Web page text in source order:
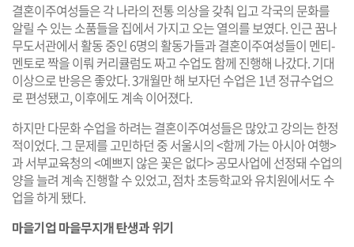
결혼이주여성들은 각 나라의 전통 의상을 갖춰 입고 각국의 문화를
알릴 수 있는 소품들을 집에서 가지고 오는 열의를 보였다. 인근 꿈나
무도서관에서 활동 중인 6명의 활동가들과 결혼이주여성들이 멘티-
멘토로 짝을 이뤄 커리큘럼도 짜고 수업도 함께 진행해 나갔다. 기대
이상으로 반응은 좋았다. 3개월만 해 보자던 수업은 1년 정규수업으
로 편성됐고, 이후에도 계속 이어졌다.
하지만 다문화 수업을 하려는 결혼이주여성들은 많았고 강의는 한정
적이었다. 그 문제를 고민하던 중 서울시의 <함께 가는 아시아 여행>
과 서부교육청의 <예쁘지 않은 꽃은 없다> 공모사업에 선정돼 수업의
양을 늘려 계속 진행할 수 있었고, 점차 초등학교와 유치원에서도 수
업을 하게 됐다.
마을기업 마을무지개 탄생과 위기